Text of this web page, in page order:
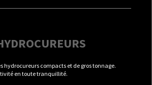
hydrocureurs compacts et de gros tonnage.
en toute tranquillité.